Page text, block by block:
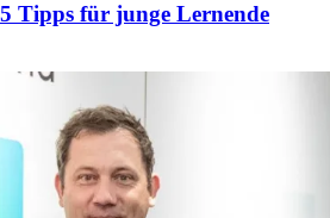
Tipps für junge Lernende